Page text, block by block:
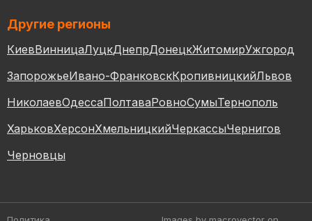
Другие регионы
КиевВинницаЛуцкДнепрДонецкЖитомирУжгород
ЗапорожьеИвано-ФранковскКропивницкийЛьвов
НиколаевОдессаПолтаваРовноСумыТернополь
ХарьковХерсонХмельницкийЧеркассыЧернигов
Черновцы